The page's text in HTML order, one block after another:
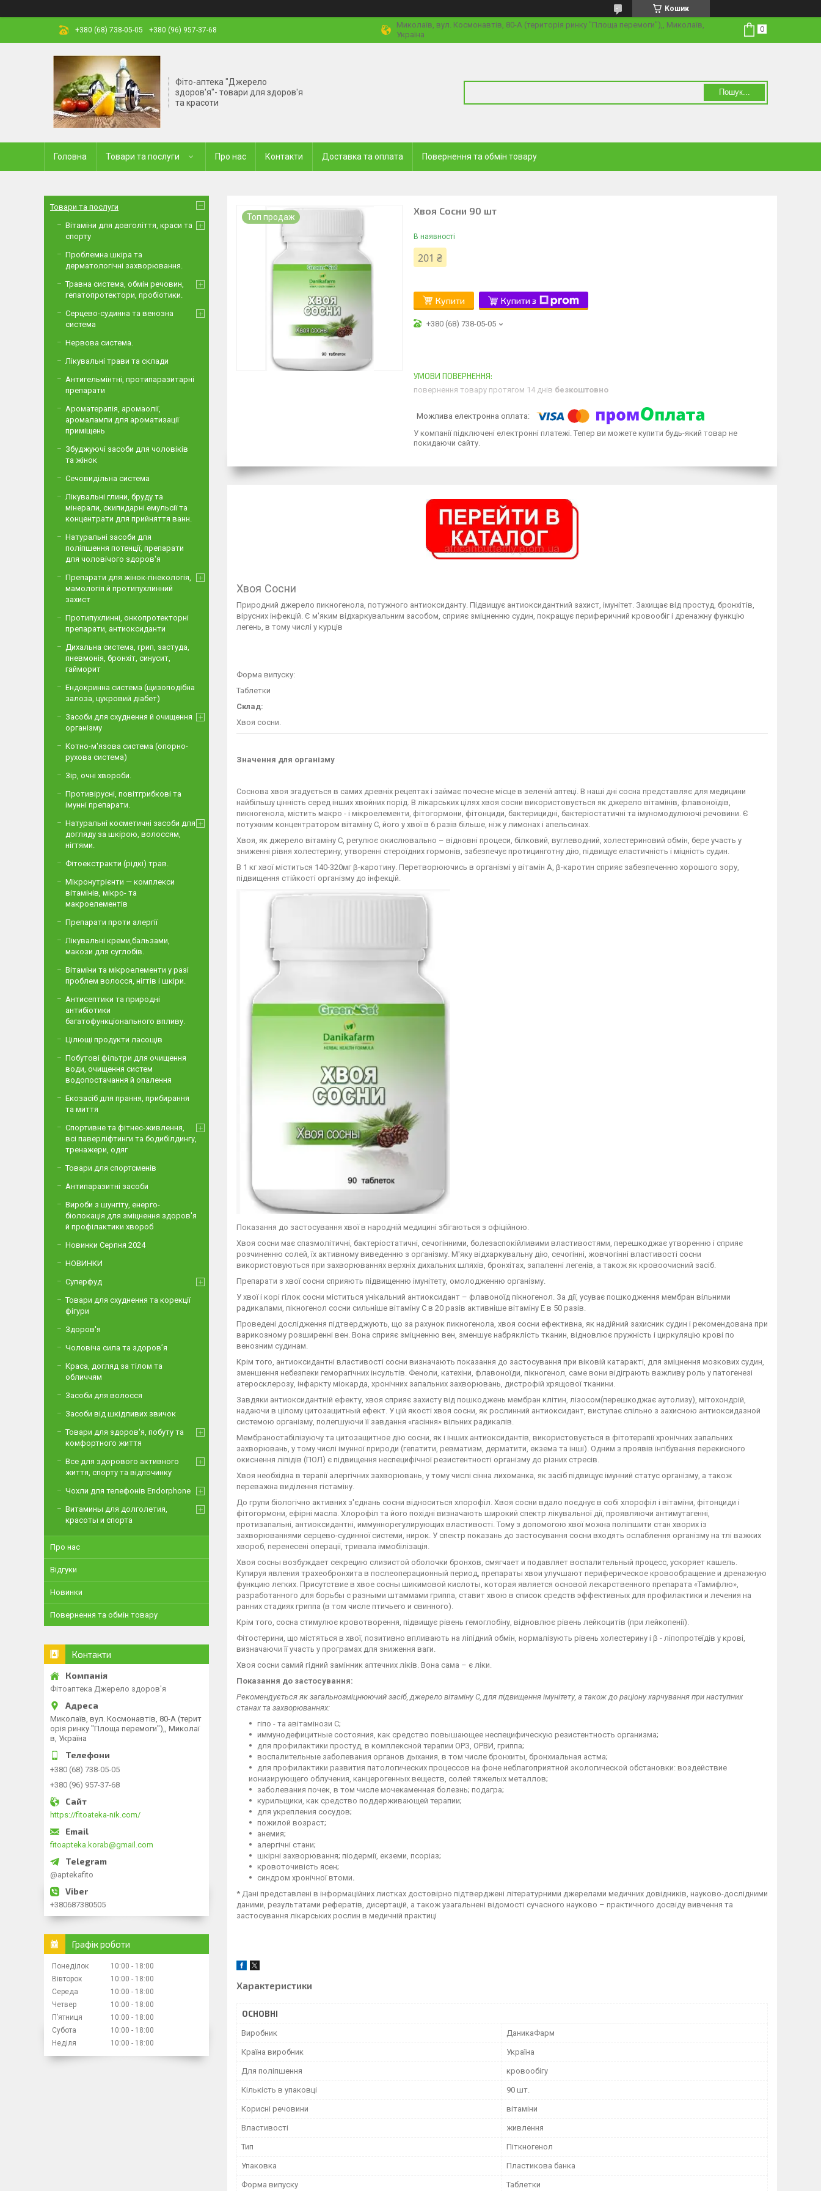
Кошик
+380 (68) 738-05-05 +380 (96) 957-37-68
Миколаїв, вул. Космонавтів, 80-А (територія ринку "Площа перемоги"),, Миколаїв,
Україна
Фіто-аптека "Джерело
здоров'я"- товари для здоров'я
та красоти
Пошук...
Головна Товари та послуги Про нас Контакти Доставка та оплата Повернення та обмін товару
Топ продаж
Хвоя Сосни 90 шт
В наявності
201 ₴
Купити Купити з
+380 (68) 738-05-05
повернення товару протягом 14 днів безкоштовно
У компанії підключені електронні платежі. Тепер ви можете купити будь-який товар не
покидаючи сайту.
Хвоя Сосни
Природний джерело пикногенола, потужного антиоксиданту. Підвищує антиоксидантний захист, імунітет. Захищає від простуд, бронхітів,
вірусних інфекцій. Є м'яким відхаркувальним засобом, сприяє зміцненню судин, покращує периферичний кровообіг і дренажну функцію
легень, в тому числі у курців
Форма випуску:
Таблетки
Склад:
Хвоя сосни.
Значення для організму
Соснова хвоя згадується в самих древніх рецептах і займає почесне місце в зеленій аптеці. В наші дні сосна представляє для медицини
найбільшу цінність серед інших хвойних порід. В лікарських цілях хвоя сосни використовується як джерело вітамінів, флавоноїдів,
пикногенола, містить макро - і мікроелементи, фітогормони, фітонциди, бактерицидні, бактеріостатичні та імуномодулюючі речовини. Є
потужним концентратором вітаміну С, його у хвої в 6 разів більше, ніж у лимонах і апельсинах.
Хвоя, як джерело вітаміну С, регулює окислювально – відновні процеси, білковий, вуглеводний, холестериновий обмін, бере участь у
зниженні рівня холестерину, утворенні стероїдних гормонів, забезпечує протицинготну дію, підвищує еластичність і міцність судин.
В 1 кг хвої міститься 140-320мг β-каротину. Перетворюючись в організмі у вітамін А, β-каротин сприяє забезпеченню хорошого зору,
підвищення стійкості організму до інфекцій.
Показання до застосування хвої в народній медицині збігаються з офіційною.
Хвоя сосни має спазмолітичні, бактеріостатичні, сечогінними, болезаспокійливими властивостями, перешкоджає утворенню і сприяє
розчиненню солей, їх активному виведенню з організму. М'яку відхаркувальну дію, сечогінні, жовчогінні властивості сосни
використовуються при захворюваннях верхніх дихальних шляхів, бронхітах, запаленні легенів, а також як кровоочисний засіб.
Препарати з хвої сосни сприяють підвищенню імунітету, омолодженню організму.
У хвої і корі гілок сосни міститься унікальний антиоксидант – флавоноїд пікногенол. За дії, усуває пошкодження мембран вільними
радикалами, пікногенол сосни сильніше вітаміну С в 20 разів активніше вітаміну Е в 50 разів.
Проведені дослідження підтверджують, що за рахунок пикногенола, хвоя сосни ефективна, як надійний захисник судин і рекомендована при
варикозному розширенні вен. Вона сприяє зміцненню вен, зменшує набряклість тканин, відновлює пружність і циркуляцію крові по
венозним судинам.
Крім того, антиоксидантні властивості сосни визначають показання до застосування при віковій катаракті, для зміцнення мозкових судин,
зменшення небезпеки геморагічних інсультів. Феноли, катехіни, флавоноїди, пікногенол, саме вони відіграють важливу роль у патогенезі
атеросклерозу, інфаркту міокарда, хронічних запальних захворювань, дистрофій хрящової тканини.
Завдяки антиоксидантній ефекту, хвоя сприяє захисту від пошкоджень мембран клітин, лізосом(перешкоджає аутолизу), мітохондрій,
надаючи в цілому цитозащитный ефект. У цій якості хвоя сосни, як рослинний антиоксидант, виступає спільно з захисною антиоксидазной
системою організму, полегшуючи її завдання «гасіння» вільних радикалів.
Мембраностабілізуючу та цитозащитное дію сосни, як і інших антиоксидантів, використовується в фітотерапії хронічних запальних
захворювань, у тому числі імунної природи (гепатити, ревматизм, дерматити, екзема та інші). Одним з проявів інгібування перекисного
окиснення ліпідів (ПОЛ) є підвищення неспецифічної резистентності організму до різних стресів.
Хвоя необхідна в терапії алергічних захворювань, у тому числі сінна лихоманка, як засіб підвищує імунний статус організму, а також
переважна виділення гістаміну.
До групи біологічно активних з'єднань сосни відноситься хлорофіл. Хвоя сосни вдало поєднує в собі хлорофіл і вітаміни, фітонциди і
фітогормони, ефірні масла. Хлорофіл та його похідні визначають широкий спектр лікувальної дії, проявляючи антимутагенні,
протизапальні, антиоксидантні, иммуннорегулирующих властивості. Тому з допомогою хвої можна поліпшити стан хворих із
захворюваннями серцево-судинної системи, нирок. У спектр показань до застосування сосни входять ослаблення організму на тлі важких
хвороб, перенесені операції, тривала іммобілізація.
Хвоя сосны возбуждает секрецию слизистой оболочки бронхов, смягчает и подавляет воспалительный процесс, ускоряет кашель.
Купируя явления трахеобронхита в послеоперационный период, препараты хвои улучшают периферическое кровообращение и дренажную
функцию легких. Присутствие в хвое сосны шикимовой кислоты, которая является основой лекарственного препарата «Тамифлю»,
разработанного для борьбы с разными штаммами гриппа, ставит хвою в список средств эффективных для профилактики и лечения на
ранних стадиях гриппа (в том числе птичьего и свинного).
Крім того, сосна стимулює кровотворення, підвищує рівень гемоглобіну, відновлює рівень лейкоцитів (при лейкопенії).
Фітостерини, що містяться в хвої, позитивно впливають на ліпідний обмін, нормалізують рівень холестерину і β - ліпопротеїдів у крові,
визначаючи її участь у програмах для зниження ваги.
Хвоя сосни самий гідний замінник аптечних ліків. Вона сама – є ліки.
Показання до застосування:
Рекомендується як загальнозміцнюючий засіб, джерело вітаміну С, для підвищення імунітету, а також до раціону харчування при наступних
станах та захворюваннях:
гіпо - та авітамінози С;
иммунодефицитные состояния, как средство повышающее неспецифическую резистентность организма;
для профилактики простуд, в комплексной терапии ОРЗ, ОРВИ, гриппа;
воспалительные заболевания органов дыхания, в том числе бронхиты, бронхиальная астма;
для профилактики развития патологических процессов на фоне неблагоприятной экологической обстановки: воздействие
ионизирующего облучения, канцерогенных веществ, солей тяжелых металлов;
заболевания почек, в том числе мочекаменная болезнь; подагра;
курильщики, как средство поддерживающей терапии;
для укрепления сосудов;
пожилой возраст;
анемия;
алергічні стани;
шкірні захворювання; піодермії, екземи, псоріаз;
кровоточивість ясен;
синдром хронічної втоми.
* Дані представлені в інформаційних листках достовірно підтверджені літературними джерелами медичних довідників, науково-дослідними
даними, результатами рефератів, дисертацій, а також узагальнені відомості сучасного науково – практичного досвіду вивчення та
застосування лікарських рослин в медичній практиці
Характеристики
ОСНОВНІ
Виробник ДаникаФарм
Країна виробник Україна
Для поліпшення кровообігу
Кількість в упаковці 90 шт.
Корисні речовини вітаміни
Властивості живлення
Тип Піткногенол
Упаковка Пластикова банка
Форма випуску Таблетки
Товари та послуги
Вітаміни для довголіття, краси та
спорту
Проблемна шкіра та
дерматологічні захворювання.
Травна система, обмін речовин,
гепатопротектори, пробіотики.
Серцево-судинна та венозна
система
Нервова система.
Лікувальні трави та склади
Антигельмінтні, протипаразитарні
препарати
Ароматерапія, аромаолії,
аромалампи для ароматизації
приміщень
Збуджуючі засоби для чоловіків
та жінок
Сечовидільна система
Лікувальні глини, бруду та
мінерали, скипидарні емульсії та
концентрати для прийняття ванн.
Натуральні засоби для
поліпшення потенції, препарати
для чоловічого здоров'я
Препарати для жінок-гінекологія,
мамологія й протипухлинний
захист
Протипухлинні, онкопротекторні
препарати, антиоксиданти
Дихальна система, грип, застуда,
пневмонія, бронхіт, синусит,
гайморит
Ендокринна система (щизоподібна
залоза, цукровий діабет)
Засоби для схуднення й очищення
організму
Котно-м'язова система (опорно-
рухова система)
Зір, очні хвороби.
Противірусні, повітгрибкові та
імунні препарати.
Натуральні косметичні засоби для
догляду за шкірою, волоссям,
нігтями.
Фітоекстракти (рідкі) трав.
Мікронутрієнти — комплекси
вітамінів, мікро- та
макроелементів
Препарати проти алергії
Лікувальні креми,бальзами,
макози для суглобів.
Вітаміни та мікроелементи у разі
проблем волосся, нігтів і шкіри.
Антисептики та природні
антибіотики
багатофункціонального впливу.
Цілющі продукти ласощів
Побутові фільтри для очищення
води, очищення систем
водопостачання й опалення
Екозасіб для прання, прибирання
та миття
Спортивне та фітнес-живлення,
всі паверліфтинги та бодибілдингу,
тренажери, одяг
Товари для спортсменів
Антипаразитні засоби
Вироби з шунгіту, енерго-
біолокація для зміцнення здоров'я
й профілактики хвороб
Новинки Серпня 2024
НОВИНКИ
Суперфуд
Товари для схуднення та корекції
фігури
Здоров'я
Чоловіча сила та здоров’я
Краса, догляд за тілом та
обличчям
Засоби для волосся
Засоби від шкідливих звичок
Товари для здоров'я, побуту та
комфортного життя
Все для здорового активного
життя, спорту та відпочинку
Чохли для телефонів Endorphone
Витамины для долголетия,
красоты и спорта
Про нас
Відгуки
Новинки
Повернення та обмін товару
Контакти
Фітоаптека Джерело здоров'я
Миколаїв, вул. Космонавтів, 80-А (терит
орія ринку "Площа перемоги"),, Миколаї
в, Україна
+380 (68) 738-05-05
+380 (96) 957-37-68
https://fitoateka-nik.com/
fitoapteka.korab@gmail.com
@aptekafito
+380687380505
Графік роботи
Понеділок 10:00
18:00
Вівторок
10:00
18:00
Середа
10:00
18:00
Четвер
10:00
18:00
Пʼятниця
10:00
18:00
Субота
10:00
18:00
Неділя
10:00 18:00